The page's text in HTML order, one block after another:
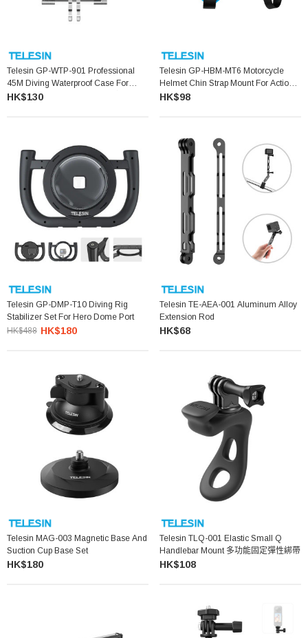
Telesin GP-WTP-901 Professional
45M Diving Waterproof Case For
GoPro Hero 12/11/10/9 潛水防水殼
HK$130
Telesin GP-HBM-MT6 Motorcycle
Helmet Chin Strap Mount For Action
Cameras
HK$98
Telesin GP-DMP-T10 Diving Rig
Stabilizer Set For Hero Dome Port
HK$488 HK$180
Telesin TE-AEA-001 Aluminum Alloy
Extension Rod
HK$68
Telesin MAG-003 Magnetic Base And
Suction Cup Base Set
HK$180
Telesin TLQ-001 Elastic Small Q
Handlebar Mount 多功能固定彈性綁帶
HK$108